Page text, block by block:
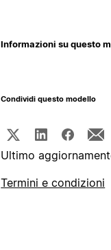
Informazioni su questo
Condividi questo modello
Ultimo
Termini e condizioni